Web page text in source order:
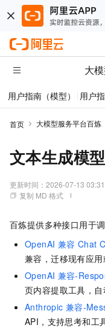
大
用户指南（模型） 用户
首页 大模型服务平台百炼
文本生成模
更新时间： 2026-07-13
复制 MD 格式
百炼提供多种接口用于
OpenAI 兼容 Chat
兼容，迁移现有应用
OpenAI 兼容-
页内容提取工具，自
Anthropic 兼容-
API，支持思考和工